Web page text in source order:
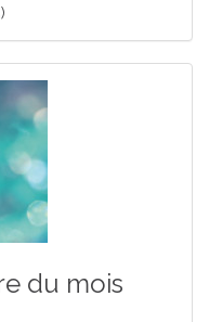
du mois